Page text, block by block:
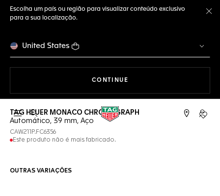
Escolha um país ou região para visualizar conteúdo exclusivo
para a sua localização.
United States
CONTINUE
Abrir a busca Conta
TAG HEUER MONACO CHRONOGRAPH
Automático, 39 mm, Aço
CAW211P.FC6356
Este produto não é mais fabricado.
OUTRAS VARIAÇÕES